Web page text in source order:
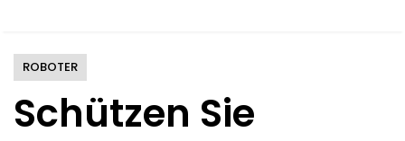
Schützen Sie
ROBOTER